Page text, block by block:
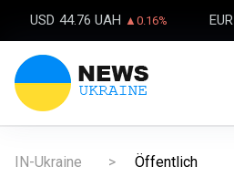
USD 44.76 UAH ▲0.16% EUR
IN-Ukraine Öffentlich